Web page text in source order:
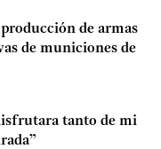
de armas
de municiones de
tanto de mi